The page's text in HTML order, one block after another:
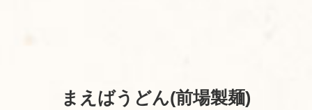
まえばうどん(前場製麺)